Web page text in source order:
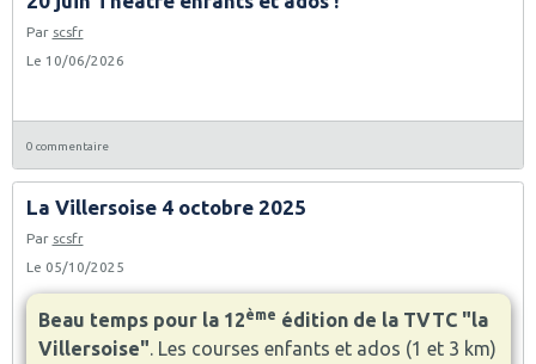
Par scsfr
Le 10/06/2026
0 commentaire
La Villersoise 4 octobre 2025
Par scsfr
Le 05/10/2025
Beau temps pour la 12ème édition de la TVTC "la
Villersoise" . Les courses enfants et ados (1 et 3 km)